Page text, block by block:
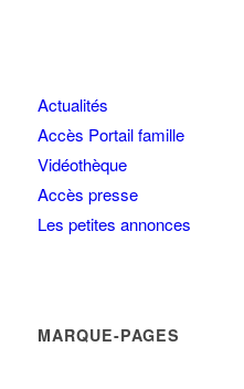
Actualités
Accès Portail famille
Vidéothèque
Accès presse
Les petites annonces
MARQUE-PAGES